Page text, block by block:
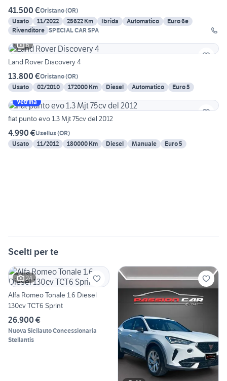
41.500 €Oristano(OR)
Usato
11/2022 25622 Km Ibrida Automatico
Euro 6e
Rivenditore SPECIAL CAR SPA
6
Land Rover Discovery 4
13.800 €Oristano(OR)
Usato
02/2010 172000 Km Diesel Automatico
Euro 5
Vetrina
fiat punto evo 1.3 Mjt 75cv del 2012
4.990 €Usellus(OR)
Usato
11/2012 180000 Km Diesel Manuale Euro 5
Scelti per te
24
Alfa Romeo Tonale 1.6 Diesel
130cv TCT6 Sprint
26.900 €
Nuova Sicilauto Concessionaria
Stellantis